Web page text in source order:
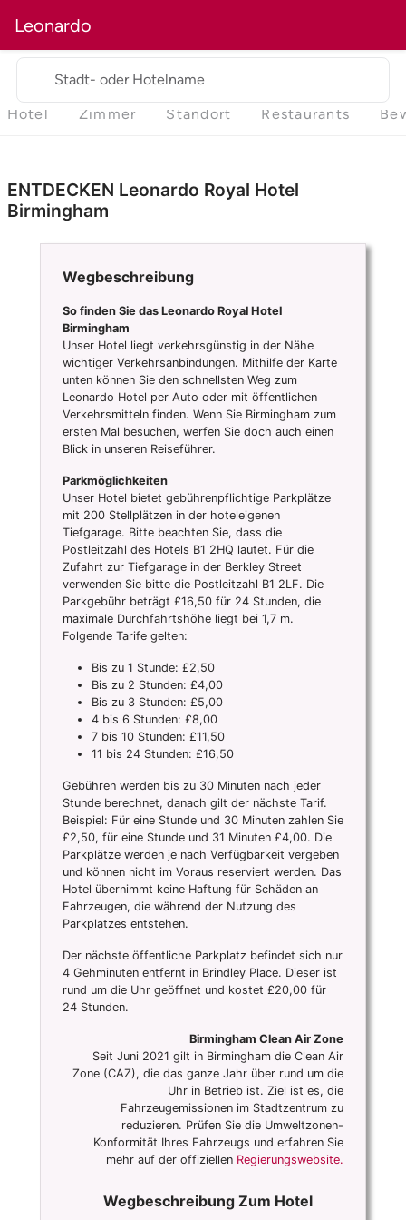
Leonardo
Stadt- oder Hotelname
Hotel Zimmer Standort Restaurants
ENTDECKEN Leonardo Royal Hotel
Birmingham
Wegbeschreibung
So finden Sie das Leonardo Royal Hotel
Birmingham
Unser Hotel liegt verkehrsgünstig in der Nähe
wichtiger Verkehrsanbindungen. Mithilfe der Karte
unten können Sie den schnellsten Weg zum
Leonardo Hotel per Auto oder mit öffentlichen
Verkehrsmitteln finden. Wenn Sie Birmingham zum
ersten Mal besuchen, werfen Sie doch auch einen
Blick in unseren Reiseführer.
Parkmöglichkeiten
Unser Hotel bietet gebührenpflichtige Parkplätze
mit 200 Stellplätzen in der hoteleigenen
Tiefgarage. Bitte beachten Sie, dass die
Postleitzahl des Hotels B1 2HQ lautet. Für die
Zufahrt zur Tiefgarage in der Berkley Street
verwenden Sie bitte die Postleitzahl B1 2LF. Die
Parkgebühr beträgt £16,50 für 24 Stunden, die
maximale Durchfahrtshöhe liegt bei 1,7 m.
Folgende Tarife gelten:
Bis zu 1 Stunde: £2,50
Bis zu 2 Stunden: £4,00
Bis zu 3 Stunden: £5,00
4 bis 6 Stunden: £8,00
7 bis 10 Stunden: £11,50
11 bis 24 Stunden: £16,50
Gebühren werden bis zu 30 Minuten nach jeder
Stunde berechnet, danach gilt der nächste Tarif.
Beispiel: Für eine Stunde und 30 Minuten zahlen Sie
£2,50, für eine Stunde und 31 Minuten £4,00. Die
Parkplätze werden je nach Verfügbarkeit vergeben
und können nicht im Voraus reserviert werden. Das
Hotel übernimmt keine Haftung für Schäden an
Fahrzeugen, die während der Nutzung des
Parkplatzes entstehen.
Der nächste öffentliche Parkplatz befindet sich nur
4 Gehminuten entfernt in Brindley Place. Dieser ist
rund um die Uhr geöffnet und kostet £20,00 für
24 Stunden.
Birmingham Clean Air Zone
Seit Juni 2021 gilt in Birmingham die Clean Air
Zone (CAZ), die das ganze Jahr über rund um die
Uhr in Betrieb ist. Ziel ist es, die
Fahrzeugemissionen im Stadtzentrum zu
reduzieren. Prüfen Sie die Umweltzonen-
Konformität Ihres Fahrzeugs und erfahren Sie
mehr auf der offiziellen Regierungswebsite.
Wegbeschreibung Zum Hotel